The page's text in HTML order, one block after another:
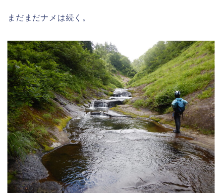
まだまだナメは続く。